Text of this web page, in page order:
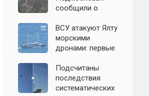
сообщили о
обнародованы
подробности о
налёте
августа
ВСУ атакуют Ялту
морскими
дронами: первые
сегодня,
07.08.2026
Подсчитаны
последствия
систематических